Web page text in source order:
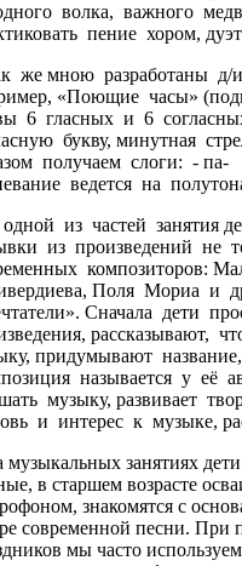
волка, важного
пение хором,
же мною разработаны д/
«Поющие часы»
6 гласных и 6
букву, минутная
получаем слоги: -
ведется на
из частей занятия
из произведений не
композиторов:
Поля Мориа и
Сначала дети
рассказывают,
придумывают
называется у её
музыку, развивает
и интерес к музыке,
занятиях дети
в старшем возрасте
знакомятся с
современной песни. При
мы часто